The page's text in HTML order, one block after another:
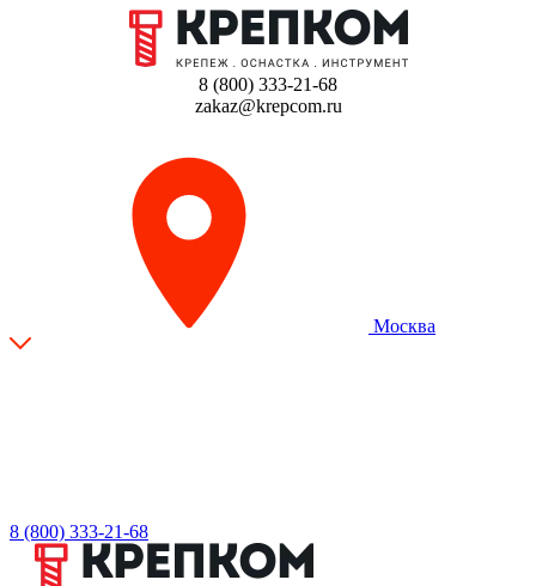
8 (800) 333-21-68
zakaz@krepcom.ru
Москва
8 (800) 333-21-68